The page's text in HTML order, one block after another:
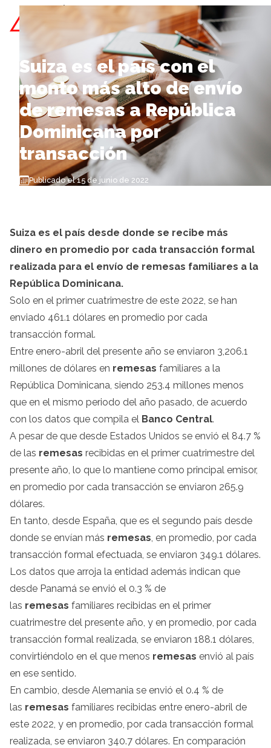
Skip to content
Suiza es el país con el
monto más alto de envío
de remesas a República
Dominicana por
transacción
Publicado el 15 de junio de 2022
Suiza es el país desde donde se recibe más
dinero en promedio por cada transacción formal
realizada para el envío de remesas familiares a la
República Dominicana.
Solo en el primer cuatrimestre de este 2022, se han
enviado 461.1 dólares en promedio por cada
transacción formal.
Entre enero-abril del presente año se enviaron 3,206.1
millones de dólares en remesas familiares a la
República Dominicana, siendo 253.4 millones menos
que en el mismo periodo del año pasado, de acuerdo
con los datos que compila el Banco Central.
A pesar de que desde Estados Unidos se envió el 84.7 %
de las remesas recibidas en el primer cuatrimestre del
presente año, lo que lo mantiene como principal emisor,
en promedio por cada transacción se enviaron 265.9
dólares.
En tanto, desde España, que es el segundo país desde
donde se envían más remesas, en promedio, por cada
transacción formal efectuada, se enviaron 349.1 dólares.
Los datos que arroja la entidad además indican que
desde Panamá se envió el 0.3 % de
las remesas familiares recibidas en el primer
cuatrimestre del presente año, y en promedio, por cada
transacción formal realizada, se enviaron 188.1 dólares,
convirtiéndolo en el que menos remesas envió al país
en ese sentido.
En cambio, desde Alemania se envió el 0.4 % de
las remesas familiares recibidas entre enero-abril de
este 2022, y en promedio, por cada transacción formal
realizada, se enviaron 340.7 dólares. En comparación